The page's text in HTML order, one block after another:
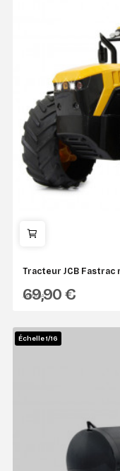
Tracteur JCB Fastrac
JAMARA
69,90 €
Échelle 1/16